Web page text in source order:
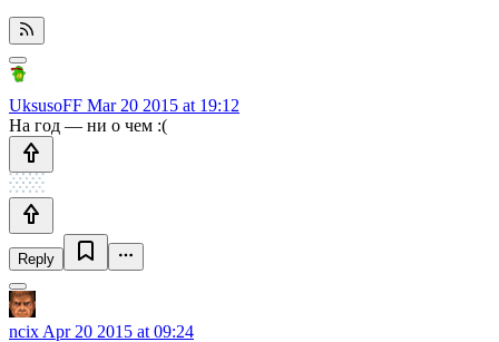
UksusoFF Mar 20 2015 at 19:12
На год — ни о чем :(
Reply
ncix Apr 20 2015 at 09:24